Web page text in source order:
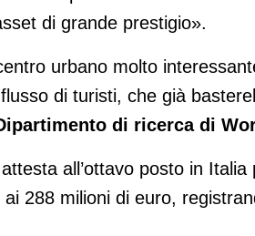
di grande prestigio».
urbano molto
di turisti, che già
di ricerca di
all’ottavo posto in
288 milioni di euro,